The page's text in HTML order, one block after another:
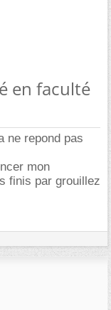
en faculté
ne repond pas
mon
finis par grouillez